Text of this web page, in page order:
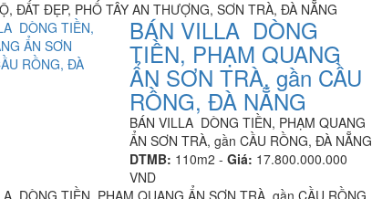
BÁN VILLA DÒNG
TIỀN, PHẠM QUANG
ẨN SƠN TRÀ, gần CẦU
RỒNG, ĐÀ NẴNG
BÁN VILLA DÒNG TIỀN, PHẠM QUANG
ẨN SƠN TRÀ, gần CẦU RỒNG, ĐÀ NẴNG
DTMB: 110m2 - Giá: 17.800.000.000
VND